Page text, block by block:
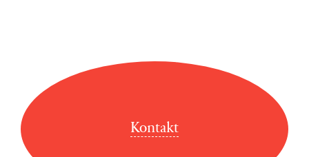
Kontakt